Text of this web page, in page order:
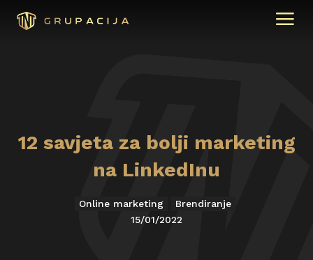
12 savjeta za bolji marketing
na LinkedInu
Online marketing
Brendiranje
15/01/2022